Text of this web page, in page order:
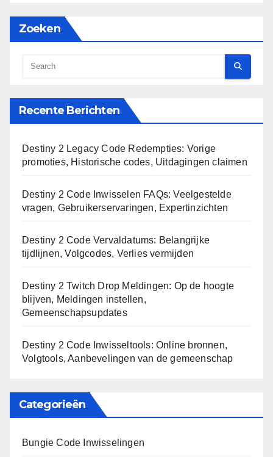
Zoeken
Recente Berichten
Destiny 2 Legacy Code Redempties: Vorige
promoties, Historische codes, Uitdagingen claimen
Destiny 2 Code Inwisselen FAQs: Veelgestelde
vragen, Gebruikerservaringen, Expertinzichten
Destiny 2 Code Vervaldatums: Belangrijke
tijdlijnen, Volgcodes, Verlies vermijden
Destiny 2 Twitch Drop Meldingen: Op de hoogte
blijven, Meldingen instellen,
Gemeenschapsupdates
Destiny 2 Code Inwisseltools: Online bronnen,
Volgtools, Aanbevelingen van de gemeenschap
Categorieën
Bungie Code Inwisselingen